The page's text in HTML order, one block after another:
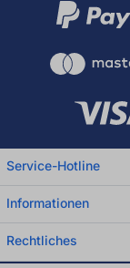
Service-Hotline
Informationen
Rechtliches